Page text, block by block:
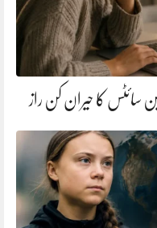
سائٹس کا حیران کن راز